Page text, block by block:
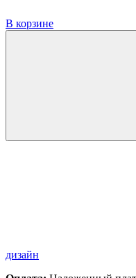
В корзине
дизайн